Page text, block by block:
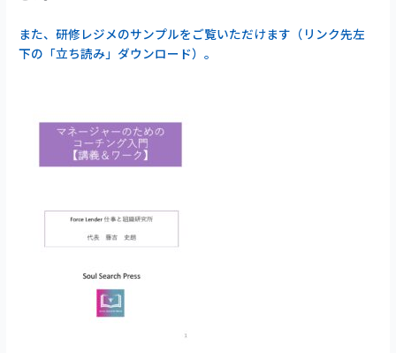
また、研修レジメのサンプルをご覧いただけます（リンク先左
下の「立ち読み」ダウンロード）。